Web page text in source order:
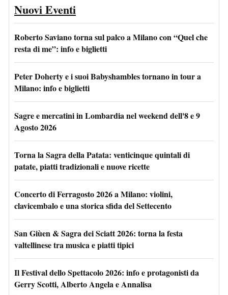
Nuovi Eventi
Roberto Saviano torna sul palco a Milano con “Quel che
resta di me”: info e biglietti
Peter Doherty e i suoi Babyshambles tornano in tour a
Milano: info e biglietti
Sagre e mercatini in Lombardia nel weekend dell'8 e 9
Agosto 2026
Torna la Sagra della Patata: venticinque quintali di
patate, piatti tradizionali e nuove ricette
Concerto di Ferragosto 2026 a Milano: violini,
clavicembalo e una storica sfida del Settecento
San Giùen & Sagra dei Sciatt 2026: torna la festa
valtellinese tra musica e piatti tipici
Il Festival dello Spettacolo 2026: info e protagonisti da
Gerry Scotti, Alberto Angela e Annalisa